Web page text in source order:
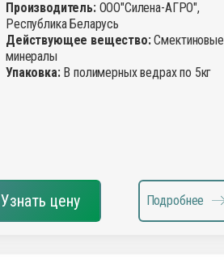
Производитель:ООО"Силена-АГРО",
Республика Беларусь
Действующее вещество:Смектиновые
минералы
Упаковка:В полимерных ведрах по 5кг
Узнать цену Подробнее